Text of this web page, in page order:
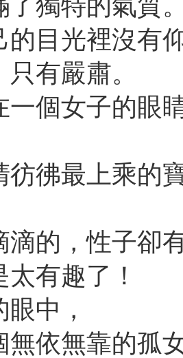
了獨特的氣質
的目光裡沒有
有嚴肅。
一個女子的眼
彷彿最上乘的
滴的，性子卻
有趣了！
中，
無依無靠的孤